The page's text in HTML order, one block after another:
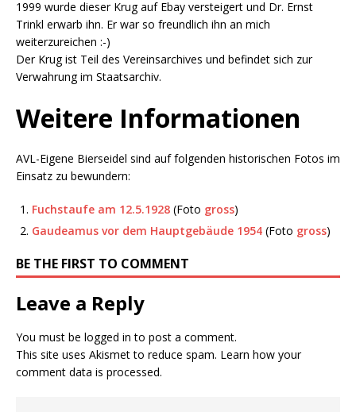
1999 wurde dieser Krug auf Ebay versteigert und Dr. Ernst
Trinkl erwarb ihn. Er war so freundlich ihn an mich
weiterzureichen :-)
Der Krug ist Teil des Vereinsarchives und befindet sich zur
Verwahrung im Staatsarchiv.
Weitere Informationen
AVL-Eigene Bierseidel sind auf folgenden historischen Fotos im
Einsatz zu bewundern:
Fuchstaufe am 12.5.1928 (Foto gross)
Gaudeamus vor dem Hauptgebäude 1954 (Foto gross)
BE THE FIRST TO COMMENT
Leave a Reply
You must be logged in to post a comment.
This site uses Akismet to reduce spam. Learn how your
comment data is processed.